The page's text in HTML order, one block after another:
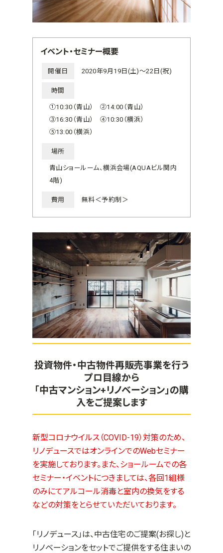
イベント・セミナー概要
開催日 2020年9月19日(土)～22日(祝)
時間
①10:30（青山） ②14:00（青山）
③16:30（青山） ④10:30（横浜）
⑤13:00（横浜）
場所
青山ショールーム、横浜会場(AQUAビル関内
4階)
費用 無料＜予約制＞
投資物件・中古物件再販売事業を行う
プロ目線から
「中古マンション+リノベーション」の購
入をご提案します
新型コロナウイルス（COVID-19）対策のため、
リノデュースではオンラインでのWebセミナー
を実施しております。また、ショールームでの各
セミナー・イベントにつきましては、各回1組様
のみにてアルコール消毒と室内の換気をする
などの対策をとらせていただいております。
「リノデュース」は、中古住宅のご提案(お探し)と
リノベーションをセットでご提供をする住まいの